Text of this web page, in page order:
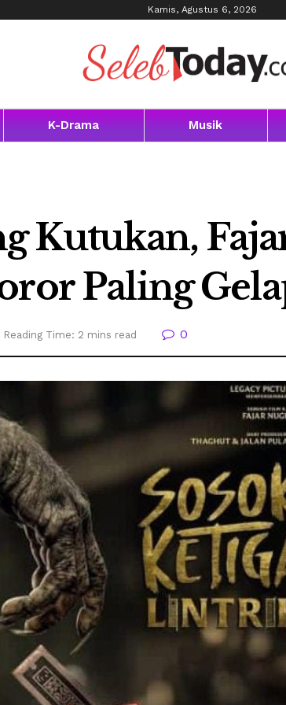
Kamis, Agustus 6, 2026
K-Drama Musik
Kutukan,
Paling
Reading Time: 2 mins read 0